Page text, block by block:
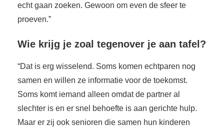
echt gaan zoeken. Gewoon om even de sfeer te
proeven.”
Wie krijg je zoal tegenover je aan tafel?
“Dat is erg wisselend. Soms komen echtparen nog
samen en willen ze informatie voor de toekomst.
Soms komt iemand alleen omdat de partner al
slechter is en er snel behoefte is aan gerichte hulp.
Maar er zij ook senioren die samen hun kinderen